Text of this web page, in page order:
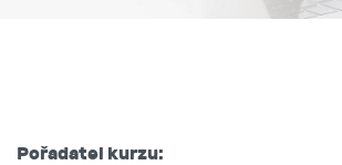
Pořadatel kurzu: